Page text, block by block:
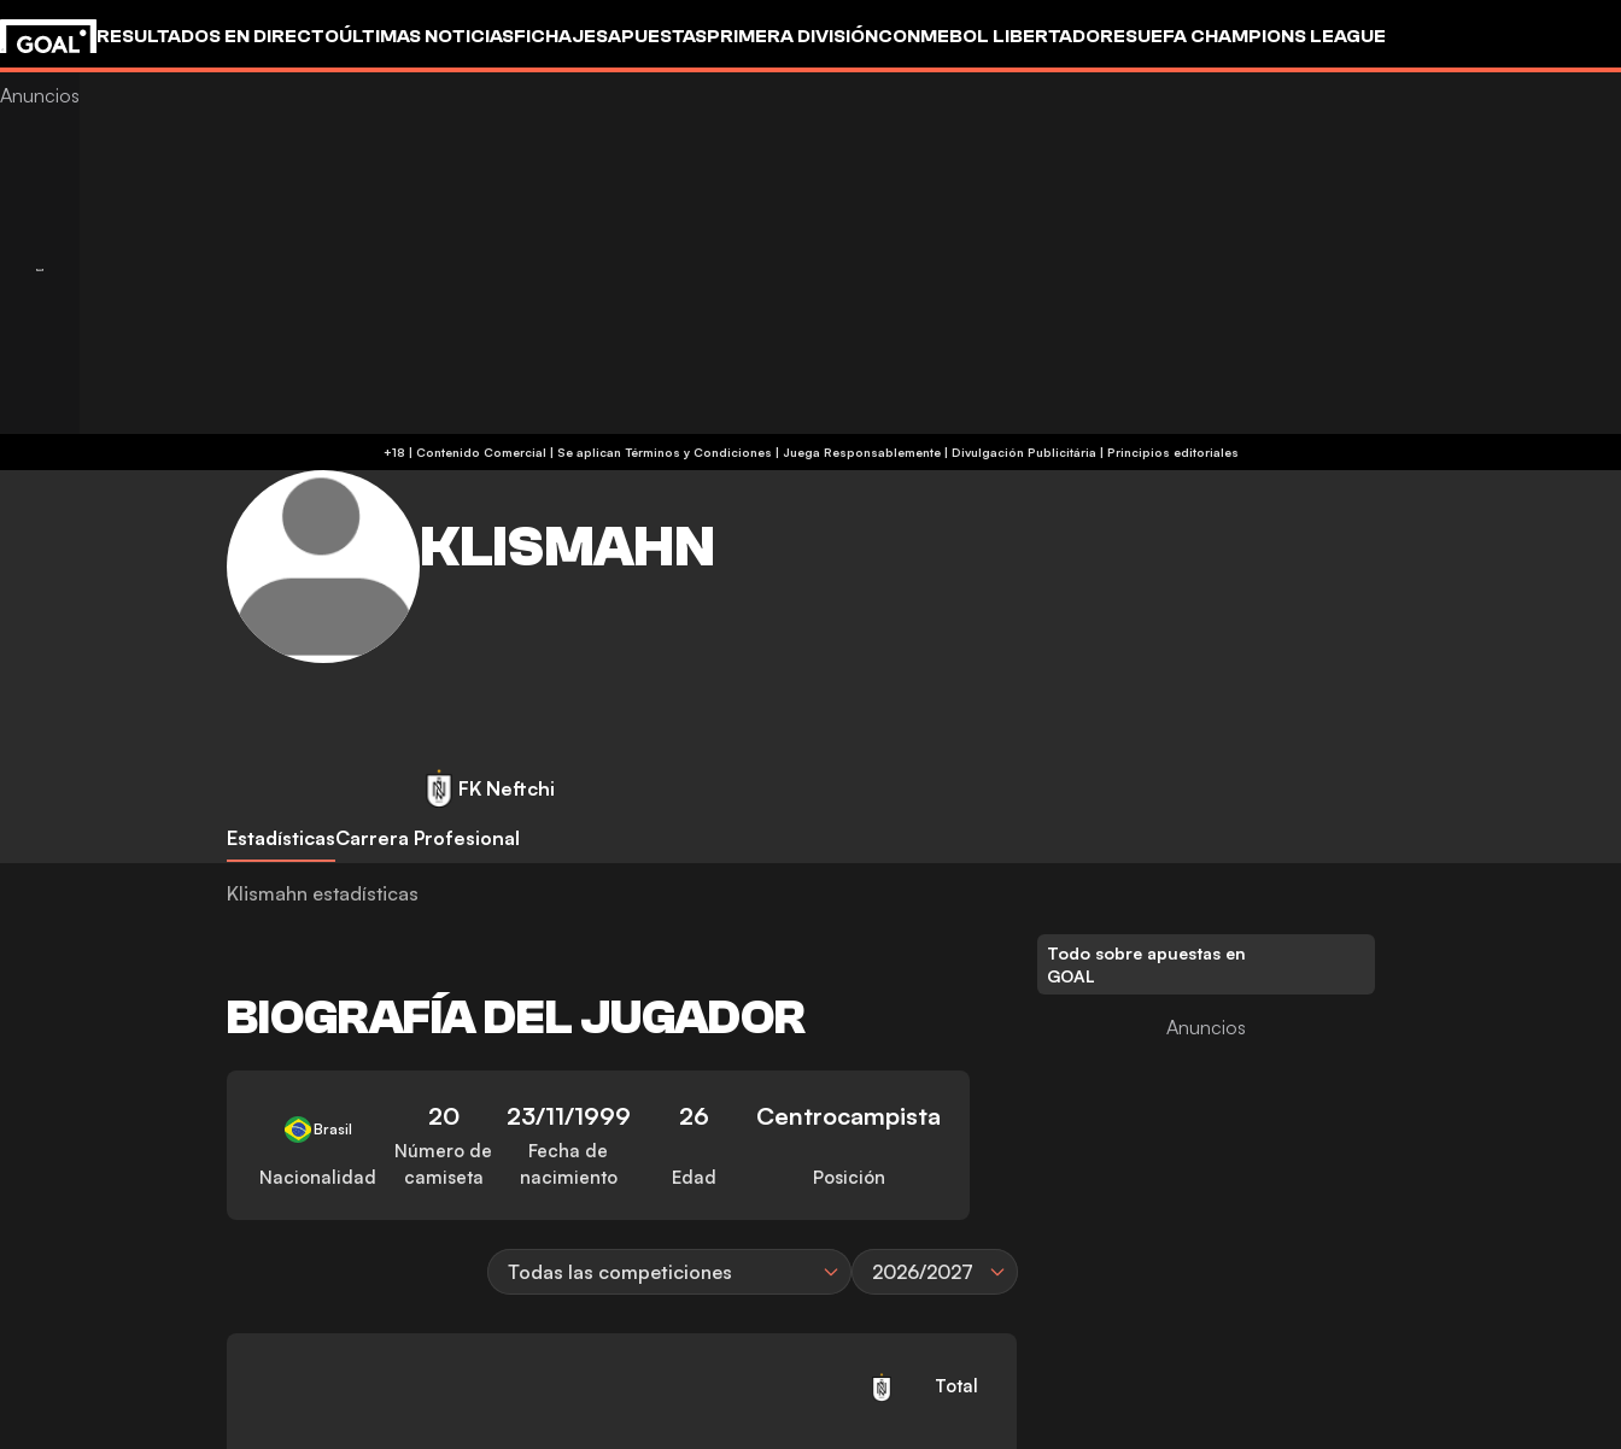
RESULTADOS EN DIRECTOÚLTIMAS NOTICIASFICHAJESAPUESTASPRIMERA DIVISIÓNCONMEBOL LIBERTADORESUEFA CHAMPIONS LEAGUE
+18 | Contenido Comercial | Se aplican Términos y Condiciones | Juega Responsablemente| Divulgación Publicitária | Principios editoriales
KLISMAHN
FK Neftchi
EstadísticasCarrera Profesional
Klismahn estadísticas
BIOGRAFÍA DEL JUGADOR
Brasil
Nacionalidad
20
Número de
camiseta
23/11/1999
Fecha de
nacimiento
26
Edad
Centrocampista
Posición
Todas las competiciones 2026/2027
Total
Todo sobre apuestas en
GOAL